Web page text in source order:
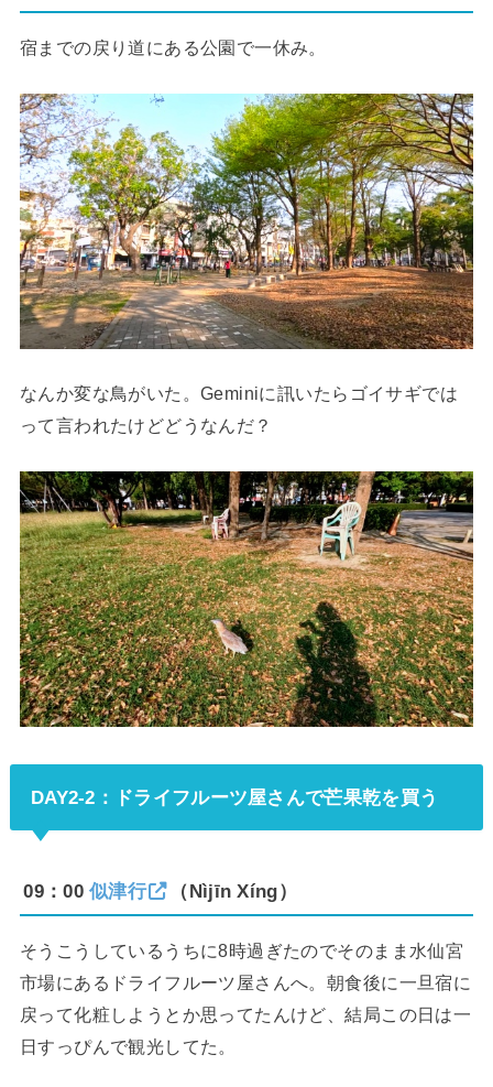
宿までの戻り道にある公園で一休み。
なんか変な鳥がいた。Geminiに訊いたらゴイサギでは
って言われたけどどうなんだ？
DAY2-2：ドライフルーツ屋さんで芒果乾を買う
09：00似津行 （Nìjīn Xíng）
そうこうしているうちに8時過ぎたのでそのまま水仙宮
市場にあるドライフルーツ屋さんへ。朝食後に一旦宿に
戻って化粧しようとか思ってたんけど、結局この日は一
日すっぴんで観光してた。